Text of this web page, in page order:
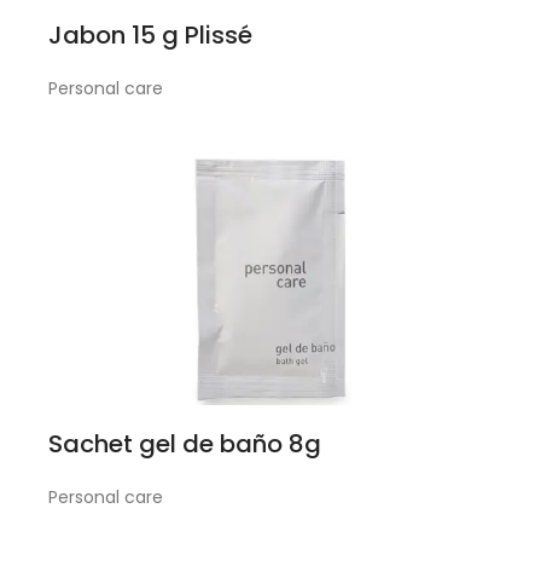
Jabon 15 g Plissé
Personal care
Sachet gel de baño 8g
Personal care